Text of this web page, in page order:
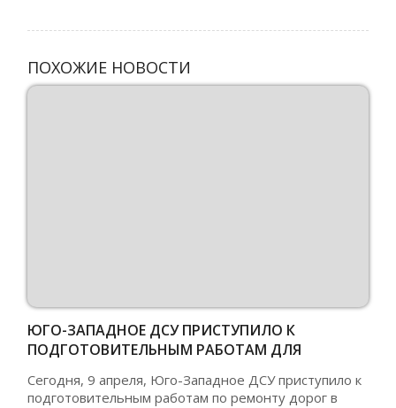
ПОХОЖИЕ НОВОСТИ
ЮГО-ЗАПАДНОЕ ДСУ ПРИСТУПИЛО К
ПОДГОТОВИТЕЛЬНЫМ РАБОТАМ ДЛЯ
Сегодня, 9 апреля, Юго-Западное ДСУ приступило к
подготовительным работам по ремонту дорог в